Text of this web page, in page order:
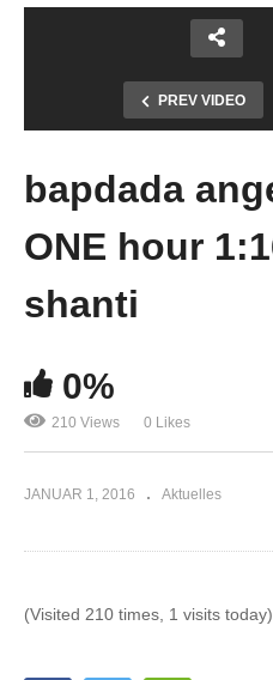
PREV VIDEO
bapdada
ONE hour
shanti
0%
210 Views 0 Likes
JANUAR 1, 2016 Aktuelles
(Visited 210 times, 1 visits today)